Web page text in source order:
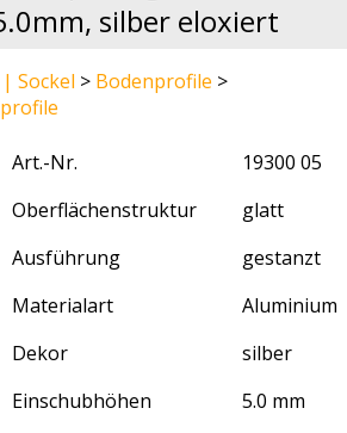
silber eloxiert
| Sockel > Bodenprofile >
Art.-Nr.
19300 05
Oberflächenstruktur
glatt
Ausführung
gestanzt
Materialart
Aluminium
Dekor
silber
Einschubhöhen
5.0 mm